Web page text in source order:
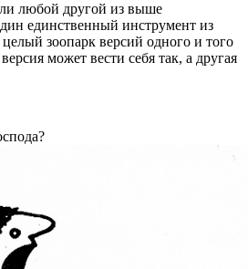
любой другой из выше
единственный инструмент из
зоопарк версий одного и того
может вести себя так, а другая